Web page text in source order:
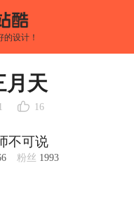
设计！
月天
16
不可说
粉丝 1993